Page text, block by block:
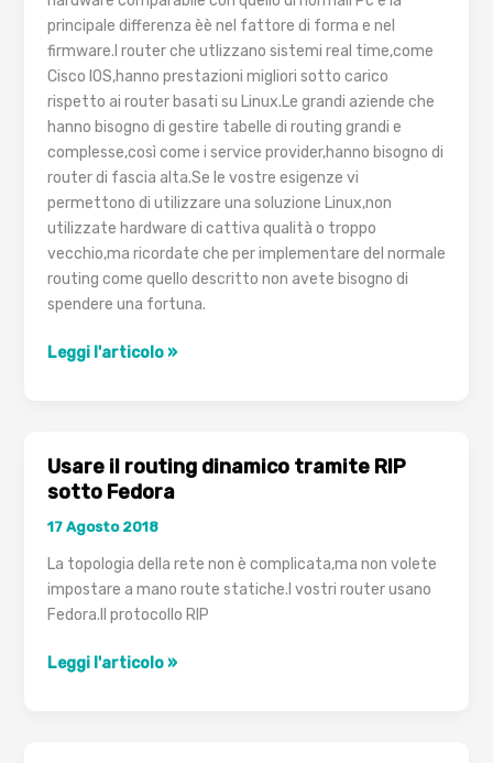
principale differenza èè nel fattore di forma e nel
firmware.I router che utlizzano sistemi real time,come
Cisco IOS,hanno prestazioni migliori sotto carico
rispetto ai router basati su Linux.Le grandi aziende che
hanno bisogno di gestire tabelle di routing grandi e
complesse,così come i service provider,hanno bisogno di
router di fascia alta.Se le vostre esigenze vi
permettono di utilizzare una soluzione Linux,non
utilizzate hardware di cattiva qualità o troppo
vecchio,ma ricordate che per implementare del normale
routing come quello descritto non avete bisogno di
spendere una fortuna.
Introduzione
Leggi l'articolo »
Usare il routing dinamico tramite RIP
sotto Fedora
17 Agosto 2018
La topologia della rete non è complicata,ma non volete
impostare a mano route statiche.I vostri router usano
Fedora.Il protocollo RIP
Usare
Leggi l'articolo »